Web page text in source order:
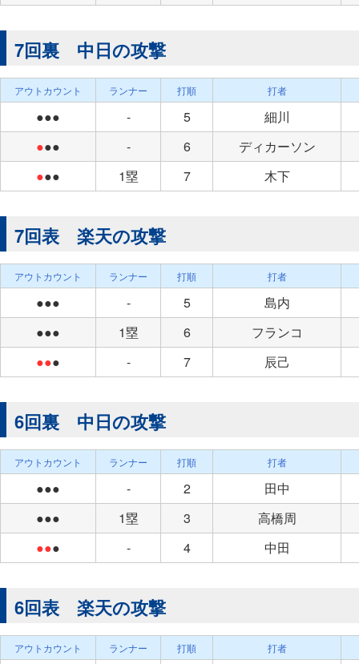
7回裏 中日の攻撃
アウトカウント ランナー 打順 打者
●●● - 5
細川
●●● - 6
ディカーソン
●●● 1塁 7 木下
7回表 楽天の攻撃
アウトカウント ランナー 打順 打者
●●● - 5
島内
●●●
1塁 6
フランコ
●●● - 7 辰己
6回裏 中日の攻撃
アウトカウント ランナー 打順 打者
●●● - 2
田中
●●●
1塁 3
高橋周
●●● - 4 中田
6回表 楽天の攻撃
アウトカウント ランナー 打順 打者